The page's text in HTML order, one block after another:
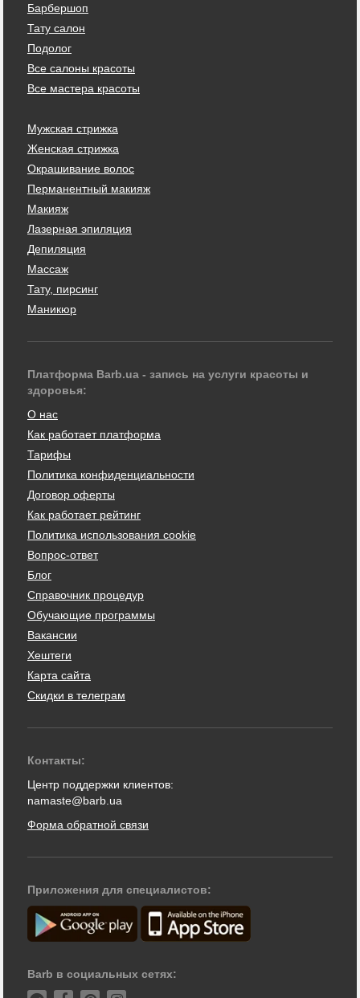
Барбершоп
Тату салон
Подолог
Все салоны красоты
Все мастера красоты
Мужская стрижка
Женская стрижка
Окрашивание волос
Перманентный макияж
Макияж
Лазерная эпиляция
Депиляция
Массаж
Тату, пирсинг
Маникюр
Платформа Barb.ua - запись на услуги красоты и
здоровья:
О нас
Как работает платформа
Тарифы
Политика конфиденциальности
Договор оферты
Как работает рейтинг
Политика использования cookie
Вопрос-ответ
Блог
Справочник процедур
Обучающие программы
Вакансии
Хештеги
Карта сайта
Скидки в телеграм
Контакты:
Центр поддержки клиентов:
namaste@barb.ua
Форма обратной связи
Приложения для специалистов:
Barb в социальных сетях: